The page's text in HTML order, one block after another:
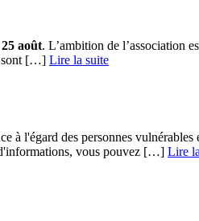
août. L’ambition de l’association
sont […] Lire la suite
l'égard des personnes vulnérables
vous pouvez […] Lire